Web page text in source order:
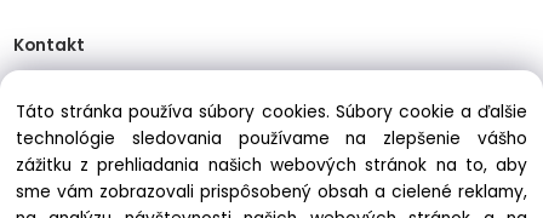
Kontakt
Tel:+421534466489
Mail:info@balastav.sk
Táto stránka používa súbory cookies. Súbory cookie a ďalšie
technológie sledovania používame na zlepšenie vášho
zážitku z prehliadania našich webových stránok na to, aby
sme vám zobrazovali prispôsobený obsah a cielené reklamy,